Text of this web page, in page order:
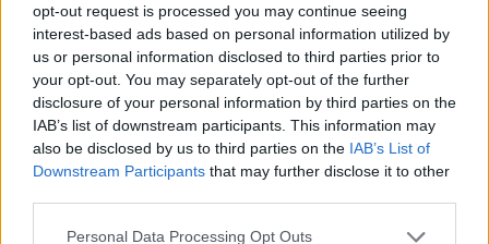
opt-out request is processed you may continue seeing
interest-based ads based on personal information utilized by
us or personal information disclosed to third parties prior to
your opt-out. You may separately opt-out of the further
disclosure of your personal information by third parties on the
IAB’s list of downstream participants. This information may
also be disclosed by us to third parties on the IAB’s List of
Downstream Participants that may further disclose it to other
Please note that this website/app uses one or more Google
Personal Data Processing Opt Outs
Tilaa uutiskirjeemme